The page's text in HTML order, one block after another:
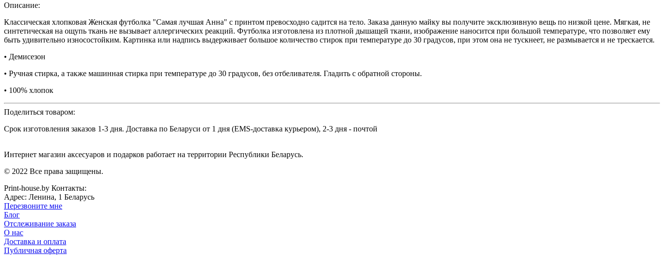
Описание:
Классическая хлопковая Женская футболка "Самая лучшая Анна" с принтом превосходно садится на тело. Заказа данную майку вы получите эксклюзивную вещь по низкой цене. Мягкая, не
синтетическая на ощупь ткань не вызывает аллергических реакций. Футболка изготовлена из плотной дышащей ткани, изображение наносится при большой температуре, что позволяет ему
быть удивительно износостойким. Картинка или надпись выдерживает большое количество стирок при температуре до 30 градусов, при этом она не тускнеет, не размывается и не трескается.
• Демисезон
• Ручная стирка, а также машинная стирка при температуре до 30 градусов, без отбеливателя. Гладить с обратной стороны.
• 100% хлопок
Поделиться товаром:
Срок изготовления заказов 1-3 дня. Доставка по Беларуси от 1 дня (EMS-доставка курьером), 2-3 дня - почтой
Интернет магазин аксесуаров и подарков работает на территории Реcпублики Беларусь.
© 2022 Все права защищены.
Print-house.by Контакты:
Адрес: Ленина, 1 Беларусь
Перезвоните мне
Блог
Отслеживание заказа
О нас
Доставка и оплата
Публичная оферта